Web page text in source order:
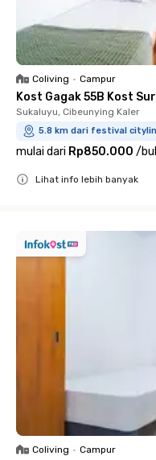
Coliving • Campur
Kost Gagak 55B Kost
Sukaluyu, Cibeunying Kaler
5.8 km dari festival
mulai dari Rp850.000 /
Lihat info lebih banyak
Coliving • Campur